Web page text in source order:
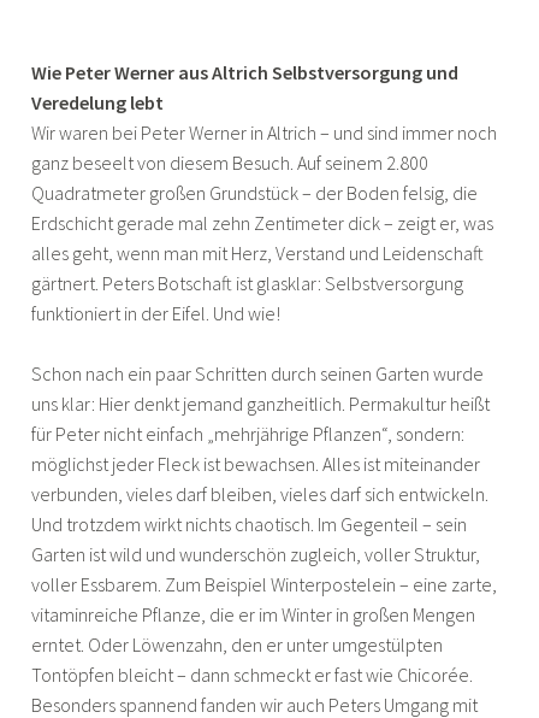
Wie Peter Werner aus Altrich Selbstversorgung und
Veredelung lebt
Wir waren bei Peter Werner in Altrich – und sind immer noch
ganz beseelt von diesem Besuch. Auf seinem 2.800
Quadratmeter großen Grundstück – der Boden felsig, die
Erdschicht gerade mal zehn Zentimeter dick – zeigt er, was
alles geht, wenn man mit Herz, Verstand und Leidenschaft
gärtnert. Peters Botschaft ist glasklar: Selbstversorgung
funktioniert in der Eifel. Und wie!
Schon nach ein paar Schritten durch seinen Garten wurde
uns klar: Hier denkt jemand ganzheitlich. Permakultur heißt
für Peter nicht einfach „mehrjährige Pflanzen“, sondern:
möglichst jeder Fleck ist bewachsen. Alles ist miteinander
verbunden, vieles darf bleiben, vieles darf sich entwickeln.
Und trotzdem wirkt nichts chaotisch. Im Gegenteil – sein
Garten ist wild und wunderschön zugleich, voller Struktur,
voller Essbarem. Zum Beispiel Winterpostelein – eine zarte,
vitaminreiche Pflanze, die er im Winter in großen Mengen
erntet. Oder Löwenzahn, den er unter umgestülpten
Tontöpfen bleicht – dann schmeckt er fast wie Chicorée.
Besonders spannend fanden wir auch Peters Umgang mit